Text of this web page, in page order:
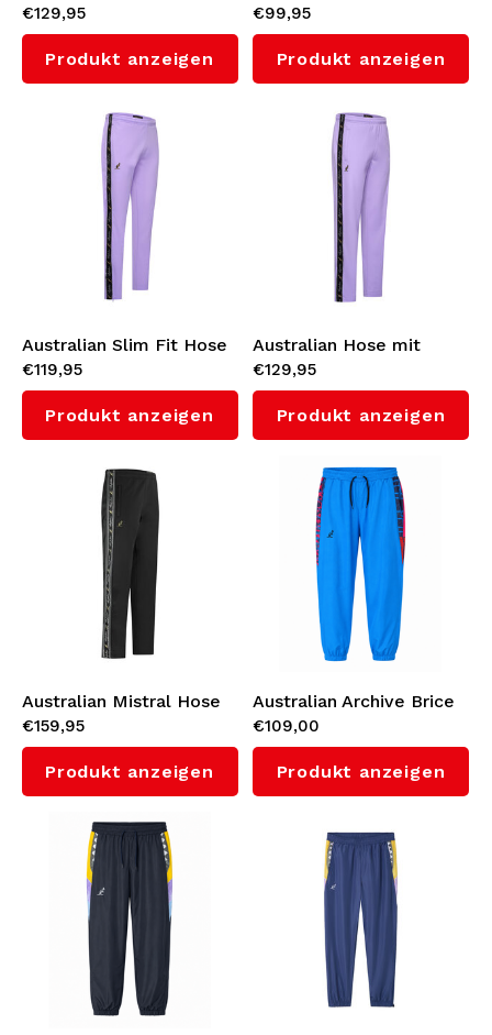
Weißes Seitenstreifen
3.0 (Lavender)
€129,95
Produkt anzeigen
Shorts mit Schwarzem
Seitenstreifen 3.0
(Lavender)
€99,95
Produkt anzeigen
Australian Slim Fit Hose
mit Schwarzem
Seitenstreifen 3.0
(Lavender)
€119,95
Produkt anzeigen
Australian Hose mit
Schwarzem
Seitenstreifen 3.0
(Lavender)
€129,95
Produkt anzeigen
Australian Mistral Hose
(Black)
€159,95
Produkt anzeigen
Australian Archive Brice
Hose (Randall)
€109,00
Produkt anzeigen